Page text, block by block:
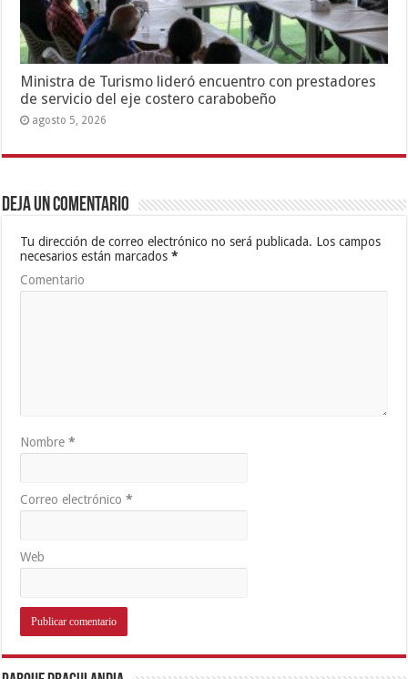
Ministra de Turismo lideró encuentro con prestadores
de servicio del eje costero carabobeño
agosto 5, 2026
Deja un comentario
Tu dirección de correo electrónico no será publicada. Los campos
necesarios están marcados*
Comentario
Nombre*
Correo electrónico*
Web